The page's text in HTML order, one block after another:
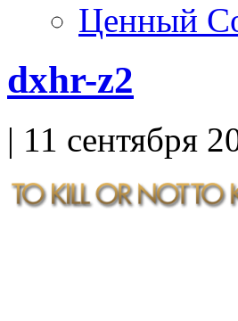
Ценный
dxhr-z2
| 11 сентября